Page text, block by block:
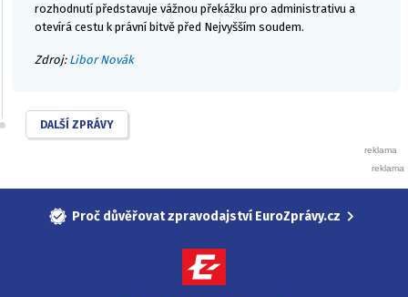
rozhodnutí představuje vážnou překážku pro administrativu a
otevírá cestu k právní bitvě před Nejvyšším soudem.
Zdroj: Libor Novák
DALŠÍ ZPRÁVY
Proč důvěřovat zpravodajství EuroZprávy.cz